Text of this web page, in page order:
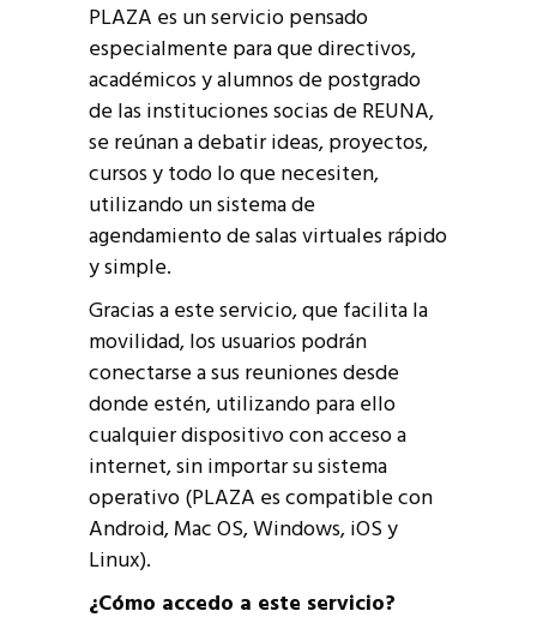
PLAZA es un servicio pensado
especialmente para que directivos,
académicos y alumnos de postgrado
de las instituciones socias de REUNA,
se reúnan a debatir ideas, proyectos,
cursos y todo lo que necesiten,
utilizando un sistema de
agendamiento de salas virtuales rápido
y simple.
Gracias a este servicio, que facilita la
movilidad, los usuarios podrán
conectarse a sus reuniones desde
donde estén, utilizando para ello
cualquier dispositivo con acceso a
internet, sin importar su sistema
operativo (PLAZA es compatible con
Android, Mac OS, Windows, iOS y
Linux).
¿Cómo accedo a este servicio?